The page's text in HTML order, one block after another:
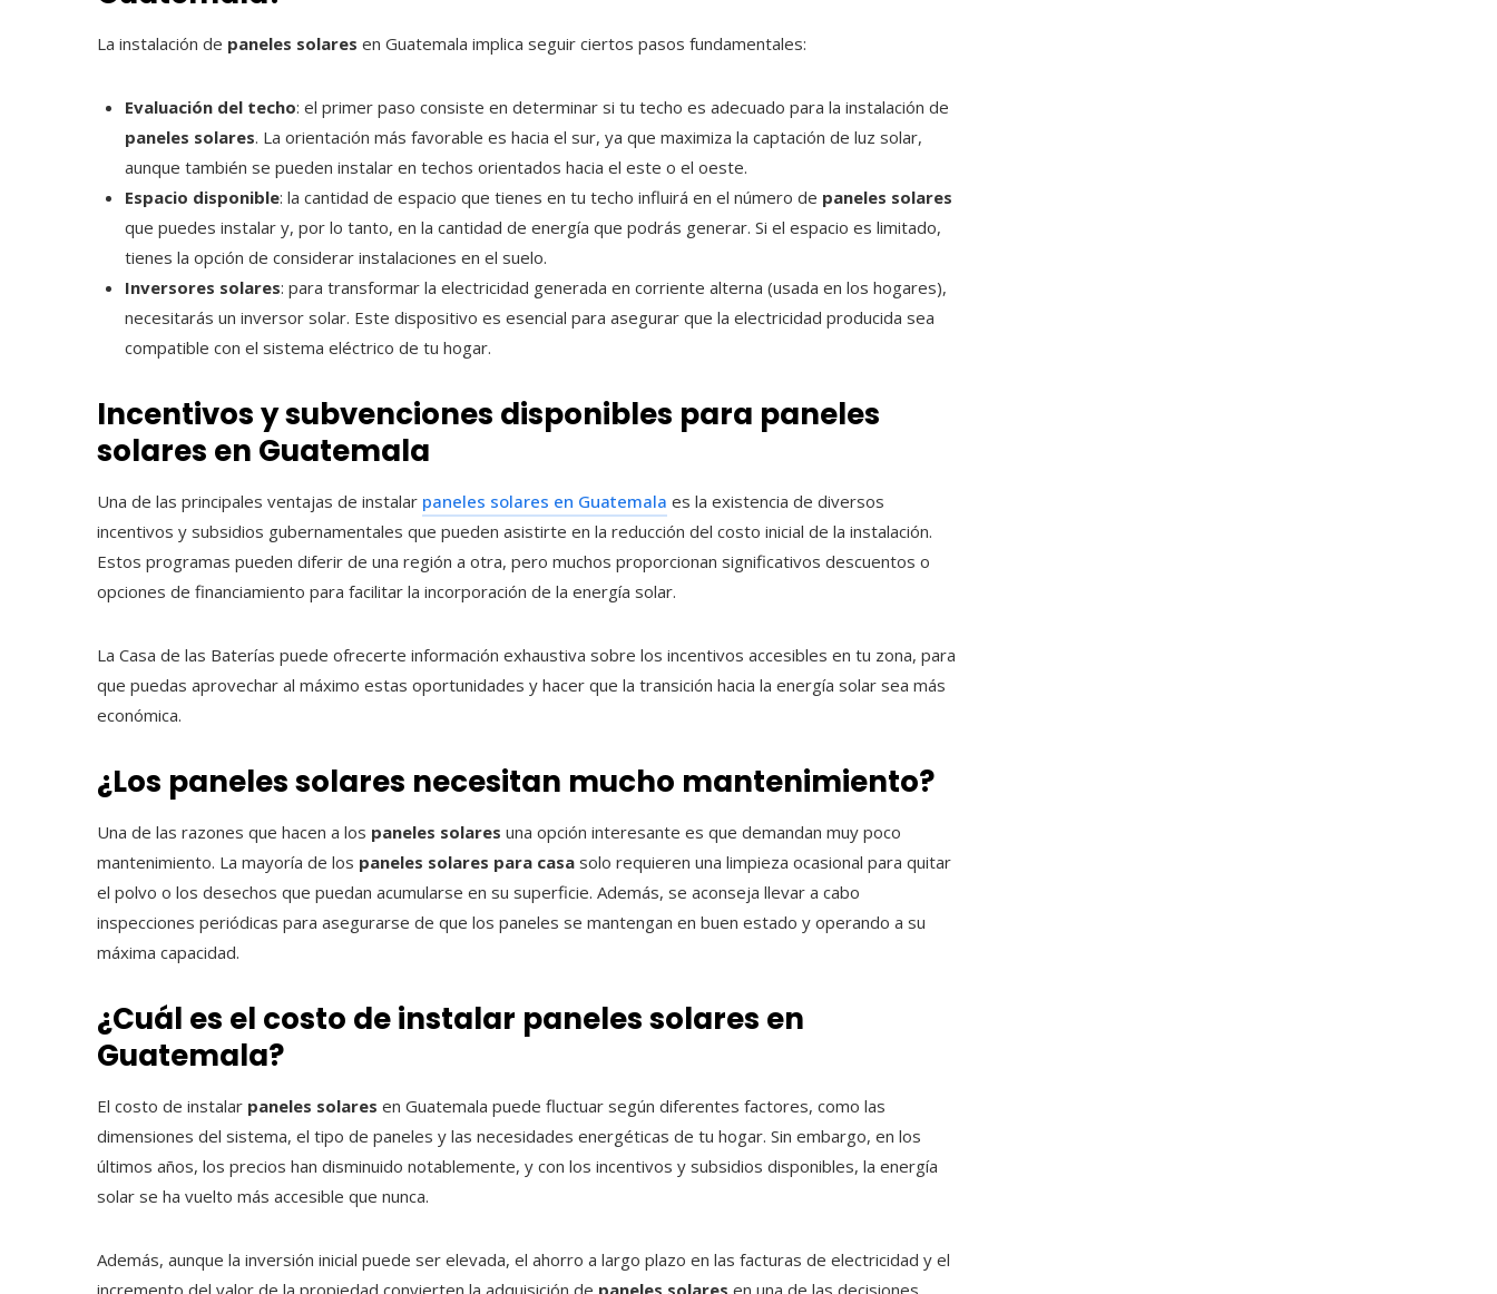
La instalación de paneles solares en Guatemala implica seguir ciertos pasos fundamentales:
Evaluación del techo: el primer paso consiste en determinar si tu techo es adecuado para la instalación de
paneles solares. La orientación más favorable es hacia el sur, ya que maximiza la captación de luz solar,
aunque también se pueden instalar en techos orientados hacia el este o el oeste.
Espacio disponible: la cantidad de espacio que tienes en tu techo influirá en el número de paneles solares
que puedes instalar y, por lo tanto, en la cantidad de energía que podrás generar. Si el espacio es limitado,
tienes la opción de considerar instalaciones en el suelo.
Inversores solares: para transformar la electricidad generada en corriente alterna (usada en los hogares),
necesitarás un inversor solar. Este dispositivo es esencial para asegurar que la electricidad producida sea
compatible con el sistema eléctrico de tu hogar.
Incentivos y subvenciones disponibles para paneles
solares en Guatemala
Una de las principales ventajas de instalar paneles solares en Guatemala es la existencia de diversos
incentivos y subsidios gubernamentales que pueden asistirte en la reducción del costo inicial de la instalación.
Estos programas pueden diferir de una región a otra, pero muchos proporcionan significativos descuentos o
opciones de financiamiento para facilitar la incorporación de la energía solar.
La Casa de las Baterías puede ofrecerte información exhaustiva sobre los incentivos accesibles en tu zona, para
que puedas aprovechar al máximo estas oportunidades y hacer que la transición hacia la energía solar sea más
económica.
¿Los paneles solares necesitan mucho mantenimiento?
Una de las razones que hacen a los paneles solares una opción interesante es que demandan muy poco
mantenimiento. La mayoría de los paneles solares para casa solo requieren una limpieza ocasional para quitar
el polvo o los desechos que puedan acumularse en su superficie. Además, se aconseja llevar a cabo
inspecciones periódicas para asegurarse de que los paneles se mantengan en buen estado y operando a su
máxima capacidad.
¿Cuál es el costo de instalar paneles solares en
Guatemala?
El costo de instalar paneles solares en Guatemala puede fluctuar según diferentes factores, como las
dimensiones del sistema, el tipo de paneles y las necesidades energéticas de tu hogar. Sin embargo, en los
últimos años, los precios han disminuido notablemente, y con los incentivos y subsidios disponibles, la energía
solar se ha vuelto más accesible que nunca.
Además, aunque la inversión inicial puede ser elevada, el ahorro a largo plazo en las facturas de electricidad y el
incremento del valor de la propiedad convierten la adquisición de paneles solares en una de las decisiones